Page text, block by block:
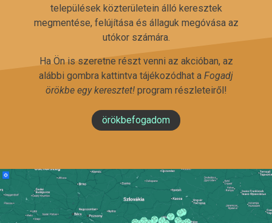
települések közterületein álló keresztek
megmentése, felújítása és állaguk megóvása az
utókor számára.
Ha Ön is szeretne részt venni az akcióban, az
alábbi gombra kattintva tájékozódhat a Fogadj
örökbe egy keresztet!program részleteiről!
örökbefogadom